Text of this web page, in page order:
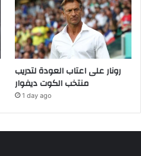
رونار على اعتاب العودة لتدريب
منتخب الكوت ديفوار
1 day ago